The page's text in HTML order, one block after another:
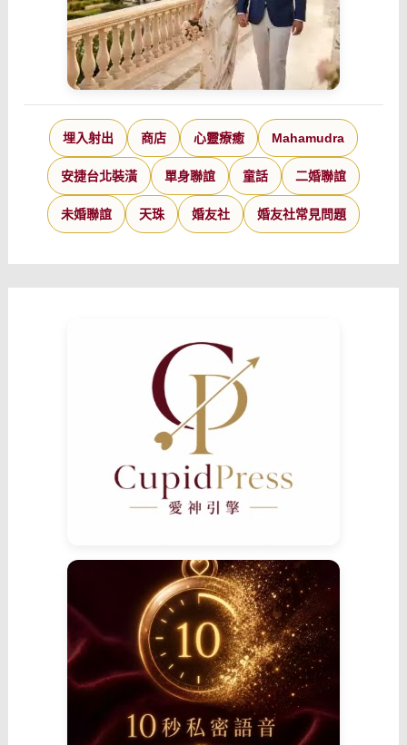
埋入射出 商店 心靈療癒 Mahamudra
安捷台北裝潢 單身聯誼 童話 二婚聯誼
未婚聯誼 天珠 婚友社 婚友社常見問題